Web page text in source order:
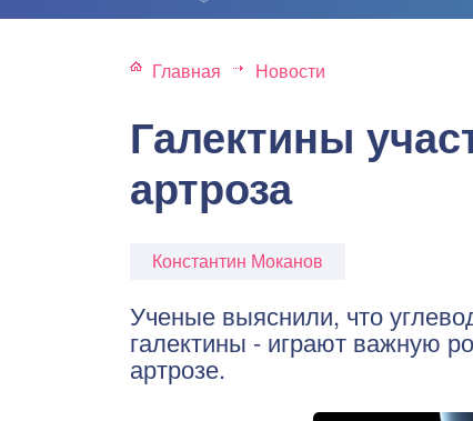
Главная Новости
Галектины
артроза
Константин Моканов
Ученые выяснили, что
галектины - играют важную
артрозе.